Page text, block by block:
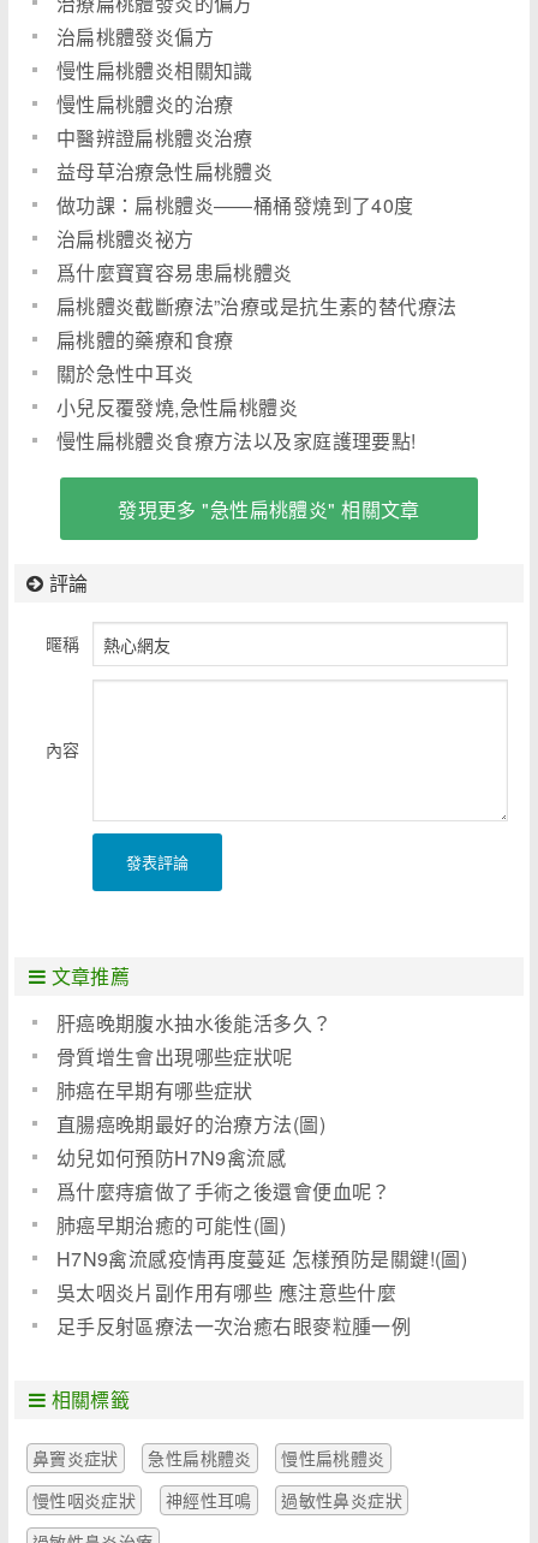
治扁桃體發炎偏方
慢性扁桃體炎相關知識
慢性扁桃體炎的治療
中醫辨證扁桃體炎治療
益母草治療急性扁桃體炎
做功課：扁桃體炎――桶桶發燒到了40度
治扁桃體炎祕方
爲什麼寶寶容易患扁桃體炎
扁桃體炎截斷療法”治療或是抗生素的替代療法
扁桃體的藥療和食療
關於急性中耳炎
小兒反覆發燒,急性扁桃體炎
慢性扁桃體炎食療方法以及家庭護理要點!
發現更多 "急性扁桃體炎" 相關文章
評論
暱稱
內容
發表評論
文章推薦
肝癌晚期腹水抽水後能活多久？
骨質增生會出現哪些症狀呢
肺癌在早期有哪些症狀
直腸癌晚期最好的治療方法(圖)
幼兒如何預防H7N9禽流感
爲什麼痔瘡做了手術之後還會便血呢？
肺癌早期治癒的可能性(圖)
H7N9禽流感疫情再度蔓延 怎樣預防是關鍵!(圖)
吳太咽炎片副作用有哪些 應注意些什麼
足手反射區療法一次治癒右眼麥粒腫一例
相關標籤
鼻竇炎症狀 急性扁桃體炎
慢性扁桃體炎
慢性咽炎症狀
神經性耳鳴
過敏性鼻炎症狀